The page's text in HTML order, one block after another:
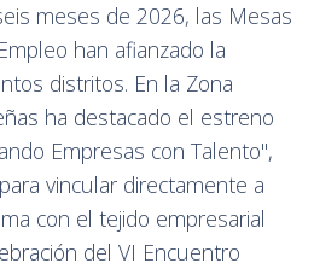
meses de 2026, las Mesas
han afianzado la
distritos. En la Zona
ha destacado el estreno
Empresas con Talento",
vincular directamente a
con el tejido empresarial
del VI Encuentro